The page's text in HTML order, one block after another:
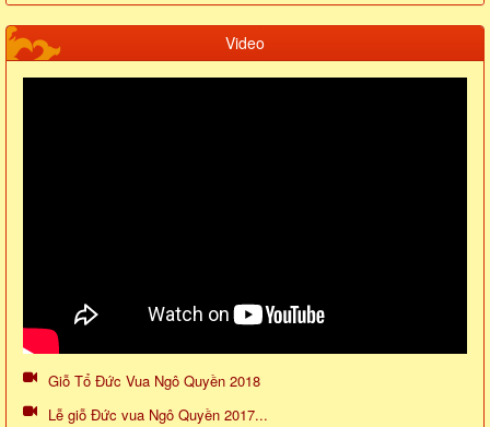
Video
Giỗ Tổ Đức Vua Ngô Quyền 2018
Lễ giỗ Đức vua Ngô Quyền 2017...